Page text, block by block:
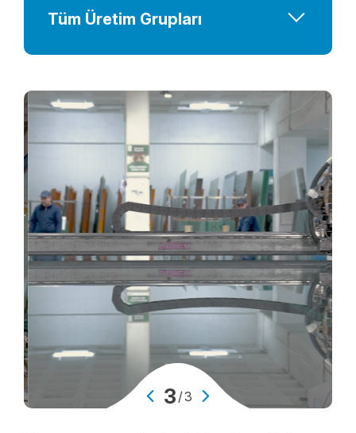
Tüm Üretim Grupları
Kenar İşleme Merkezleri / Hatları
Sandık Üretim Merkezleri / Hatları
CNC - Delik İşlem Merkezleri / Hatları
Baskı Merkezleri / Hatları
Isıl İşlem Merkezleri / Hatları
Üretim
3 /3